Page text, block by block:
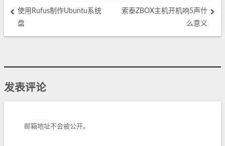
使用Rufus制作Ubuntu系统
盘
索泰ZBOX主机开机响5声什
么意义
发表评论
邮箱地址不会被公开。